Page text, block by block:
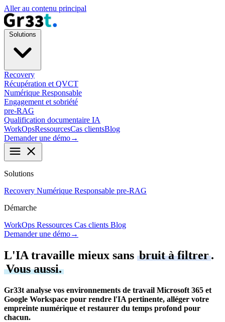
Aller au contenu principal
Recovery
Récupération et QVCT
Numérique Responsable
Engagement et sobriété
pre-RAG
Qualification documentaire IA
WorkOpsRessourcesCas clientsBlog
Demander une démo→
menu close
Solutions
Recovery Numérique Responsable pre-RAG
Démarche
WorkOps Ressources Cas clients Blog
Demander une démo→
L'IA travaille mieux sans bruit à filtrer.
Vous aussi.
Gr33t analyse vos environnements de travail Microsoft 365 et
Google Workspace pour rendre l'IA pertinente, alléger votre
empreinte numérique et restaurer du temps profond pour
chacun.